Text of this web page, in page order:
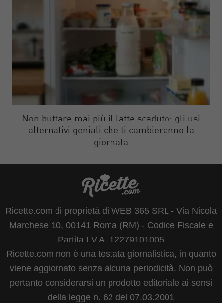
Non buttare mai più il latte scaduto: gli usi
alternativi geniali che ti cambieranno la
giornata
Ricette.com di proprietà di WEB 365 SRL - Via Nicola
Marchese 10, 00141 Roma (RM) - Codice Fiscale e
Partita I.V.A. 12279101005
Ricette.com non è una testata giornalistica, in quanto
viene aggiornato senza alcuna periodicità. Non può
pertanto considerarsi un prodotto editoriale ai sensi
della legge n. 62 del 07.03.2001